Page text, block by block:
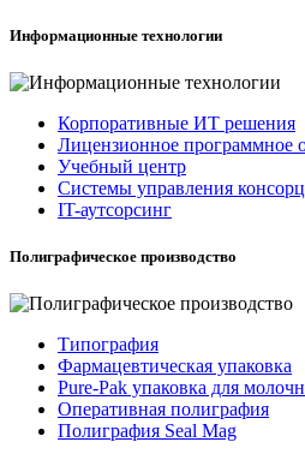
Информационные технологии
Корпоративные ИТ решения
Лицензионное программное
Учебный центр
Системы управления
IT-аутсорсинг
Полиграфическое производство
Типография
Фармацевтическая упаковка
Pure-Pak упаковка для
Оперативная полиграфия
Полиграфия Seal Mag